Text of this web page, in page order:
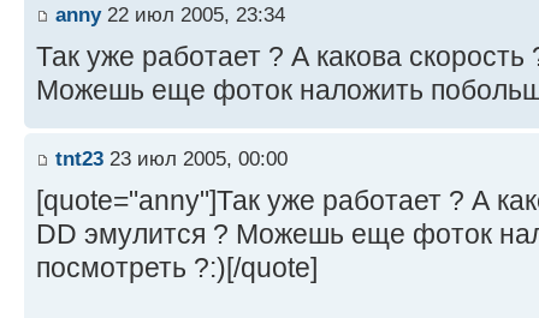
anny22 июл 2005, 23:34
Так уже работает ? А какова
Можешь еще фоток наложить
tnt23 23 июл 2005, 00:00
[quote="anny"]Так уже работает ? А
DD эмулится ? Можешь еще фоток
посмотреть ?:)[/quote]